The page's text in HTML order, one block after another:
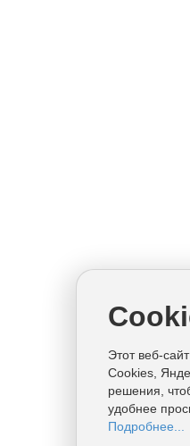
Этот веб-
Cookies,
решения,
удобнее
Подробнее...